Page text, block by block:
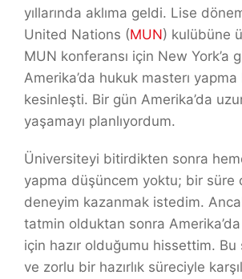
yıllarında aklıma geldi. Lise
United Nations (MUN) kulübüne
MUN konferansı için New York’a
Amerika’da hukuk masterı yapma
kesinleşti. Bir gün Amerika’da
yaşamayı planlıyordum.
Üniversiteyi bitirdikten sonra
yapma düşüncem yoktu; bir süre
deneyim kazanmak istedim.
tatmin olduktan sonra
için hazır olduğumu hissettim.
ve zorlu bir hazırlık süreciyle